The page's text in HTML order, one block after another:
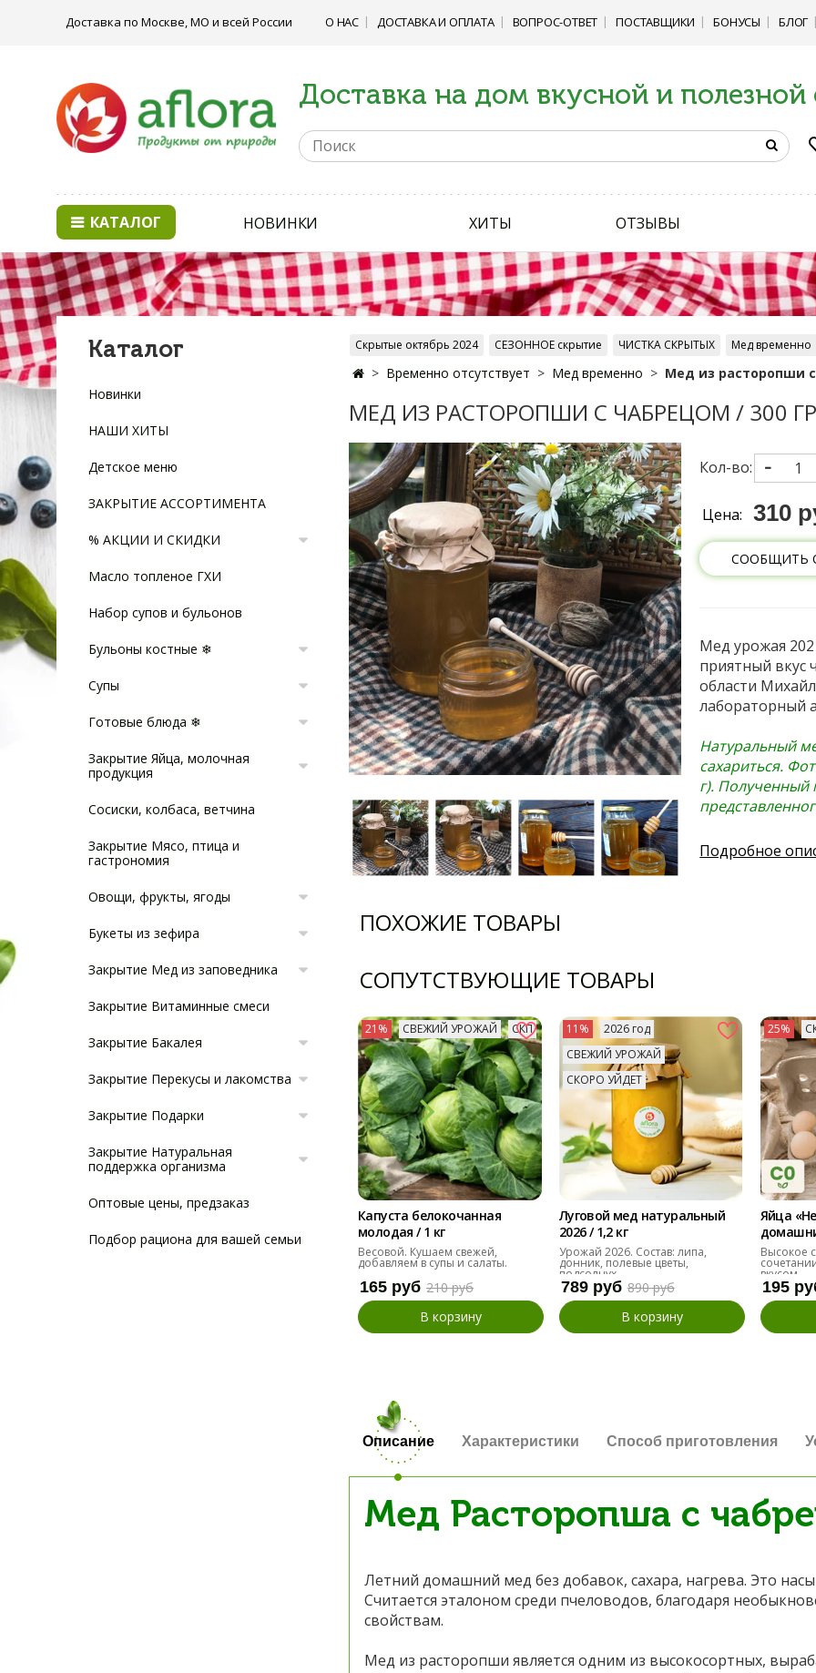
Доставка по Москве, МО и всей России О НАС ДОСТАВКА И ОПЛАТА ВОПРОС-ОТВЕТ ПОСТАВЩИКИ БОНУСЫ БЛОГ
Доставка на дом вкусной и полезной
КАТАЛОГ НОВИНКИ ХИТЫ ОТЗЫВЫ
Скрытые октябрь 2024 СЕЗОННОЕ скрытие ЧИСТКА СКРЫТЫХ Мед временно
Временно отсутствует Мед временно Мед из расторопши
МЕД ИЗ РАСТОРОПШИ С ЧАБРЕЦОМ / 300 ГР
Кол-во:
Цена: 310
СООБЩИТЬ
Мед урожая
приятный вкус
области
лабораторный
Натуральный
сахариться.
г). Полученный
Подробное
ПОХОЖИЕ ТОВАРЫ
СОПУТСТВУЮЩИЕ ТОВАРЫ
21% СВЕЖИЙ УРОЖАЙ СКП
Капуста белокочанная
молодая / 1 кг
Весовой. Кушаем свежей,
добавляем в супы и салаты.
165 руб 210 руб
В корзину
11%
2026 год
СВЕЖИЙ УРОЖАЙ
СКОРО УЙДЕТ
Луговой мед натуральный
2026 / 1,2 кг
Урожай 2026. Состав: липа,
донник, полевые цветы,
подсолнух
789 руб 890 руб
В корзину
25%
Яйца
десяток
Высокое
вкусом.
195
Описание
Мед Расторопша с
Летний домашний мед без добавок, сахара, нагрева. Это
Считается эталоном среди пчеловодов, благодаря
свойствам.
Мед из расторопши является одним из высокосортных,
Характеристики Способ приготовления
Каталог
Новинки
НАШИ ХИТЫ
Детское меню
ЗАКРЫТИЕ АССОРТИМЕНТА
% АКЦИИ И СКИДКИ
Масло топленое ГХИ
Набор супов и бульонов
Бульоны костные ❄
Супы
Готовые блюда ❄
Закрытие Яйца, молочная
продукция
Сосиски, колбаса, ветчина
Закрытие Мясо, птица и
гастрономия
Овощи, фрукты, ягоды
Букеты из зефира
Закрытие Мед из заповедника
Закрытие Витаминные смеси
Закрытие Бакалея
Закрытие Перекусы и лакомства
Закрытие Подарки
Закрытие Натуральная
поддержка организма
Оптовые цены, предзаказ
Подбор рациона для вашей семьи